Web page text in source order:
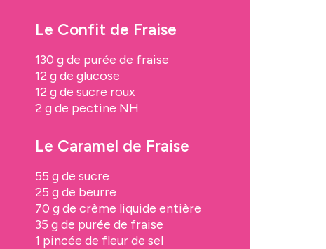
Le Confit de Fraise
130 g de purée de fraise
12 g de glucose
12 g de sucre roux
2 g de pectine NH
Le Caramel de Fraise
55 g de sucre
25 g de beurre
70 g de crème liquide entière
35 g de purée de fraise
1 pincée de fleur de sel